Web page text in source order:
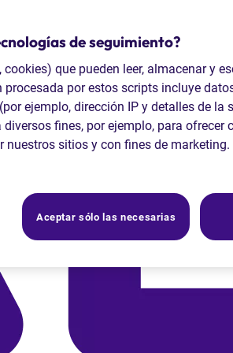
de seguimiento?
que pueden leer, almacenar y
por estos scripts incluye
ejemplo, dirección IP y detalles de la
fines, por ejemplo, para ofrecer
nuestros sitios y con fines de
Aceptar sólo las necesarias